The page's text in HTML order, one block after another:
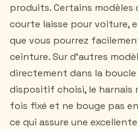
produits. Certains
courte laisse pour voiture,
que vous pourrez
ceinture. Sur d'autres
directement dans la boucle
dispositif choisi, le harnais
fois fixé et ne bouge pas
ce qui assure une